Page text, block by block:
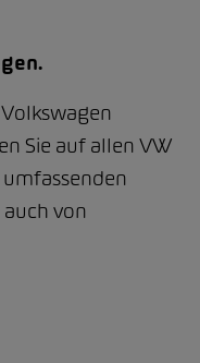
Sie auf allen VW
von